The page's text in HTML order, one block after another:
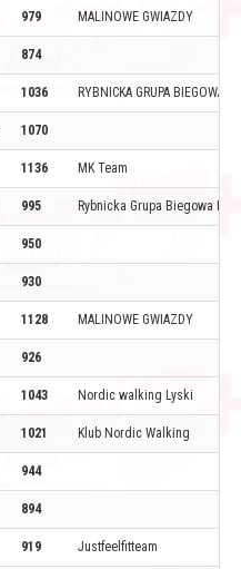
979 MALINOWE GWIAZDY
874
1036 RYBNICKA GRUPA BIEGOWA
1070
1136 MK Team
995 Rybnicka Grupa Biegowa
950
930
1128 MALINOWE GWIAZDY
926
1043 Nordic walking Lyski
1021 Klub Nordic Walking
944
894
919 Justfeelfitteam